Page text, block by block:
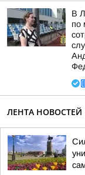
В
по
ЛЕНТА НОВОСТЕЙ